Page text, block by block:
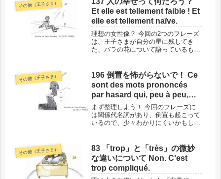
す。このフレーズの場所と背...
その他（王子さま）
Et elle est tellement faible ! Et
elle est tellement naïve.
理想の女性像？ 今回の2つのフレーズ
は、王子さまが自分の星に残してき
た、バラの花について語っているもの
と、この2つのフレーズの内容が、作
者の理想の女性像なのかもしれませ
ん。こ...
その他（王子さま）
196 倒置を怖がらないで！ Ce
sont des mots prononcés
par hasard qui, peu à peu,
m’ont tout révélé.
まず整理しよう！ 今回のフレーズに
は関係代名詞があり、倒置も起こって
いるので、少々わかりにくいかもしれ
ありません。フレーズの中身を整理さ
えすれば、理解できますよ！このフレ
ー...
その他（王子さま）
83 「trop」と「très」の微妙
な違いについて Non. C’est
trop compliqué.